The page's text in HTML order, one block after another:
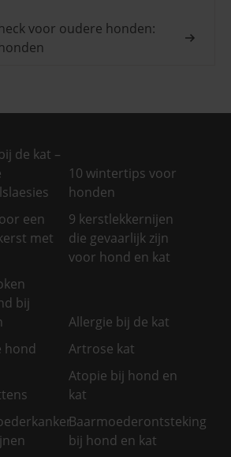
voor oudere honden:
de kat –
10 wintertips voor
honden
een
met
9 kerstlekkernijen
die gevaarlijk zijn
voor hond en kat
bij
Allergie bij de kat
hond
Artrose kat
Atopie bij hond en
kat
Baarmoederontsteking
bij hond en kat